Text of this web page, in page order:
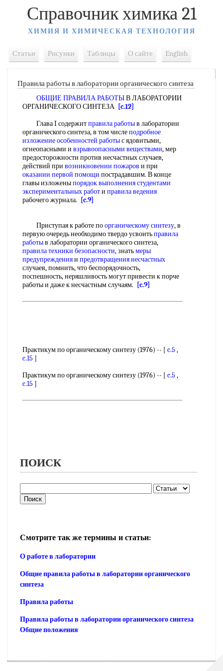
Справочник химика 21
ХИМИЯ И ХИМИЧЕСКАЯ ТЕХНОЛОГИЯ
Статьи Рисунки Таблицы О сайте English
Правила работы в лаборатории органического синтеза
ОБЩИЕ ПРАВИЛА РАБОТЫВ ЛАБОРАТОРИИ
ОРГАНИЧЕСКОГО СИНТЕЗА [c.12]
Глава I содержитправила работыв лаборатории
органического синтеза, в том числеподробное
изложениеособенностей работыс ядовитыми,
огнеопасными и взрывоопасными веществами, мер
предосторожности против несчастных случаев,
действий при возникновении пожаров и при
оказании первой помощи пострадавшим. В конце
главы изложеныпорядок выполнения студентами
экспериментальных работи правила ведения
рабочего журнала.
[c.9]
Приступая к работе поорганическому синтезу, в
первую очередь необходимо твердо усвоитьправила
работыв лаборатории органического синтеза,
правила техники безопасности, знатьмеры
предупрежденияи предотвращения несчастных
случаев, помнить, что беспорядочность,
поспешность, неряшливость могут привести к порче
работы и даже к несчастным случаям.
[c.9]
Практикум по органическому синтезу (1976) -- [ c.5 ,
c.15 ]
Практикум по органическому синтезу (1976) -- [ c.5 ,
c.15 ]
ПОИСК
Смотрите так же термины и статьи:
О работе в лаборатории
Общие правила работы в лаборатории органического
синтеза
Правила работы
Правила работы в лаборатории органического синтеза
Общие положения